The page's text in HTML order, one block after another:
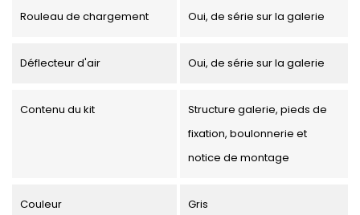
Rouleau de chargement Oui, de série sur la galerie
Déflecteur d'air Oui, de série sur la galerie
Contenu du kit
Structure galerie, pieds de
fixation, boulonnerie et
notice de montage
Couleur Gris